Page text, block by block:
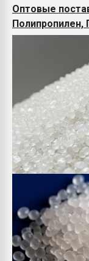
Оптовые
Полипропилен,